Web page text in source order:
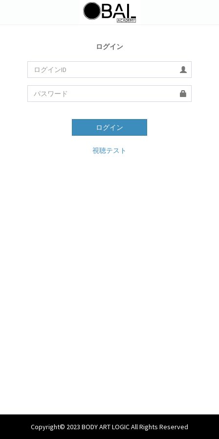
ログイン
ログイン
視聴テスト
Copyright© 2023 BODY ART LOGIC All Rights Reserved